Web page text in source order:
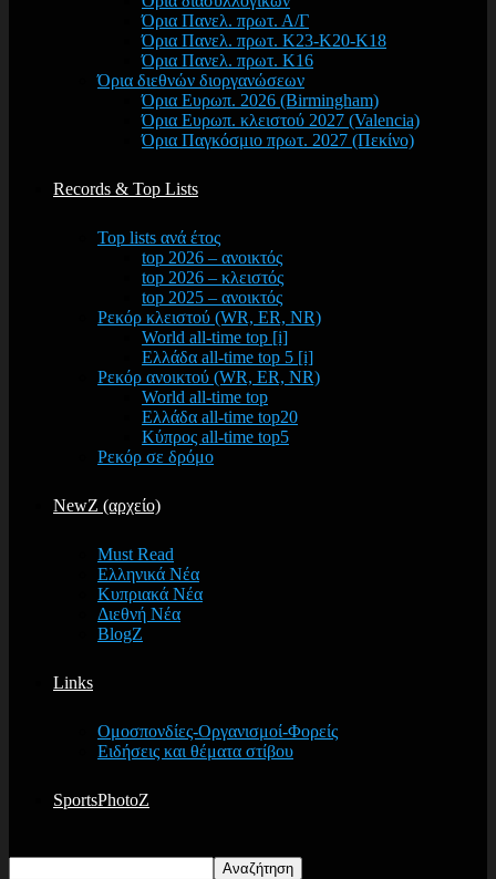
Όρια Πανελ. πρωτ. Α/Γ
Όρια Πανελ. πρωτ. Κ23-Κ20-Κ18
Όρια Πανελ. πρωτ. Κ16
Όρια διεθνών διοργανώσεων
Όρια Ευρωπ. 2026 (Birmingham)
Όρια Ευρωπ. κλειστού 2027 (Valencia)
Όρια Παγκόσμιο πρωτ. 2027 (Πεκίνο)
Records & Top Lists
Top lists ανά έτος
top 2026 – ανοικτός
top 2026 – κλειστός
top 2025 – ανοικτός
Ρεκόρ κλειστού (WR, ER, NR)
World all-time top [i]
Ελλάδα all-time top 5 [i]
Ρεκόρ ανοικτού (WR, ER, NR)
World all-time top
Ελλάδα all-time top20
Κύπρος all-time top5
Ρεκόρ σε δρόμο
NewZ (αρχείο)
Must Read
Ελληνικά Νέα
Κυπριακά Νέα
Διεθνή Νέα
BlogZ
Links
Ομοσπονδίες-Οργανισμοί-Φορείς
Ειδήσεις και θέματα στίβου
SportsPhotoZ